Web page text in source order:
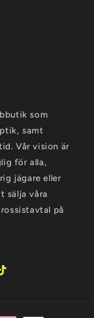
som
samt
Vår vision är
för alla,
jägare eller
sälja våra
på